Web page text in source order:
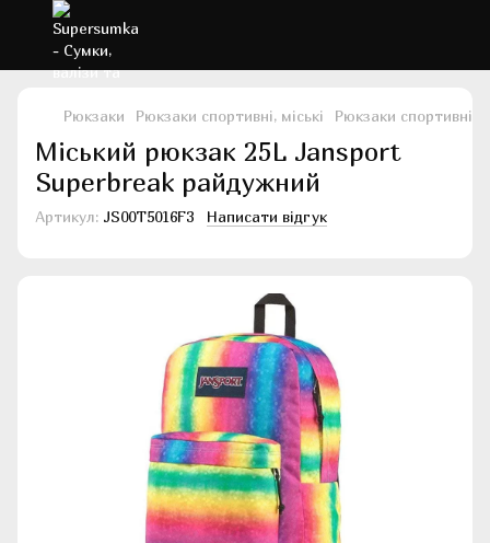
Рюкзаки Рюкзаки спортивні, міські Рюкзаки спортивні,
Міський рюкзак 25L Jansport
Superbreak райдужний
Артикул: JS00T5016F3 Написати відгук